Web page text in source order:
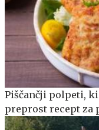
Piščančji polpeti,
preprost recept za